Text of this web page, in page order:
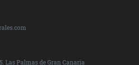
Las Palmas de Gran Canaria